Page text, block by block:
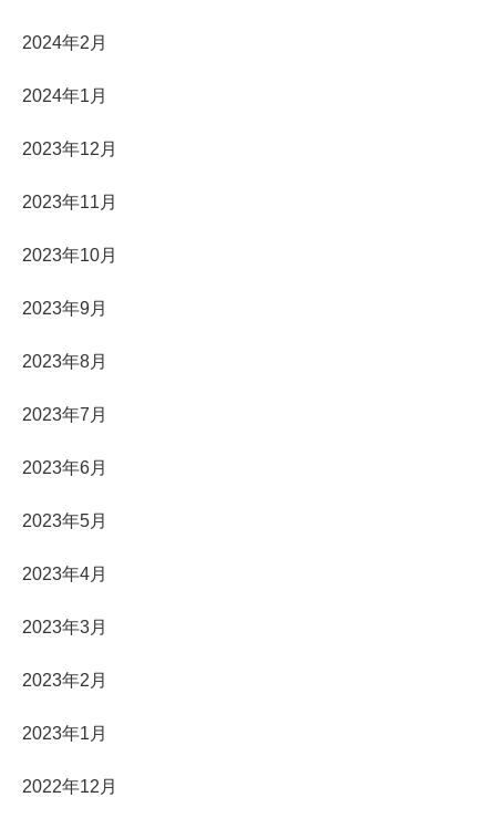
2024年2月
2024年1月
2023年12月
2023年11月
2023年10月
2023年9月
2023年8月
2023年7月
2023年6月
2023年5月
2023年4月
2023年3月
2023年2月
2023年1月
2022年12月